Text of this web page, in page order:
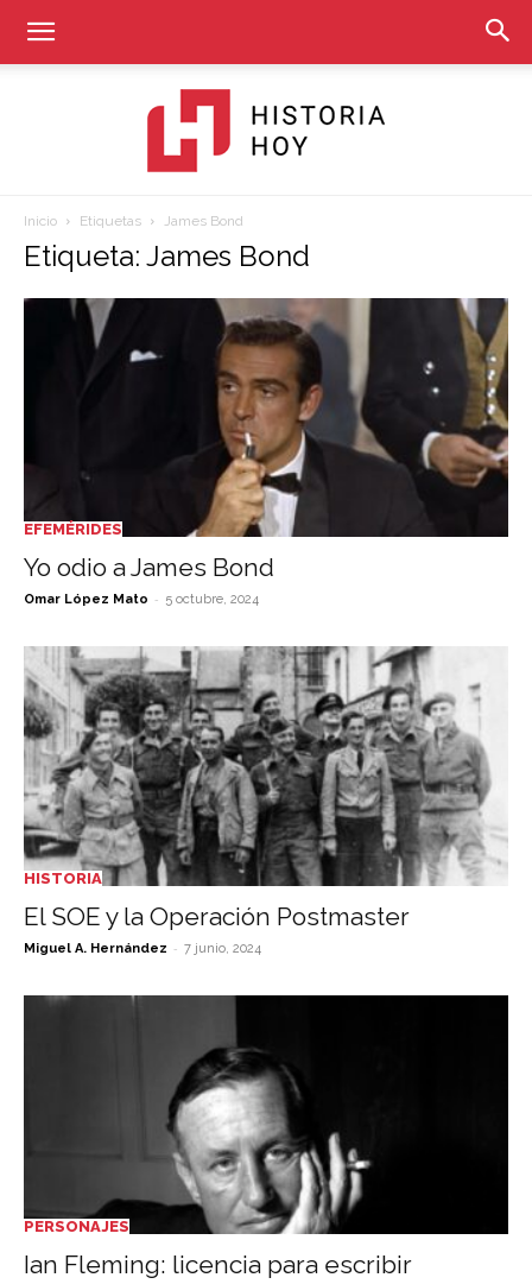
Hoy
Inicio Etiquetas James Bond
Etiqueta: James Bond
EFEMÉRIDES
Yo odio a James Bond
Omar López Mato - 5 octubre, 2024
HISTORIA
El SOE y la Operación Postmaster
Miguel A. Hernández - 7 junio, 2024
PERSONAJES
Ian Fleming: licencia para escribir